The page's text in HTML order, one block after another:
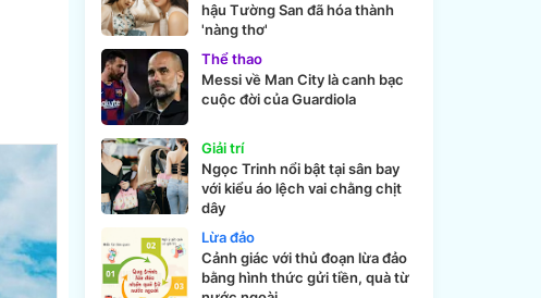
hậu Tường San đã hóa thành
'nàng thơ'
Thể thao
Messi về Man City là canh bạc
cuộc đời của Guardiola
Giải trí
Ngọc Trinh nổi bật tại sân bay
với kiểu áo lệch vai chằng chịt
dây
Lừa đảo
Cảnh giác với thủ đoạn lừa đảo
bằng hình thức gửi tiền, quà từ